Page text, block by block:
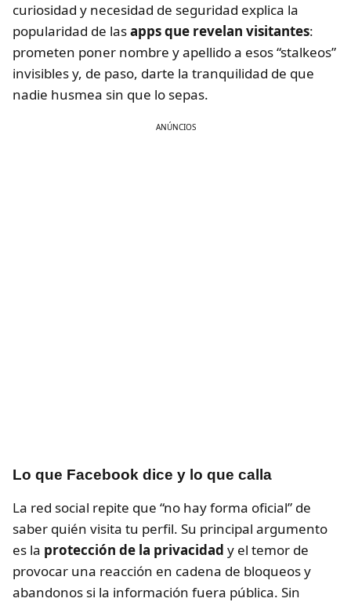
curiosidad y necesidad de seguridad explica la
popularidad de lasapps que revelan visitantes:
prometen poner nombre y apellido a esos “stalkeos”
invisibles y, de paso, darte la tranquilidad de que
nadie husmea sin que lo sepas.
ANÚNCIOS
Lo que Facebook dice y lo que calla
La red social repite que “no hay forma oficial” de
saber quién visita tu perfil. Su principal argumento
es la protección de la privacidad y el temor de
provocar una reacción en cadena de bloqueos y
abandonos si la información fuera pública. Sin